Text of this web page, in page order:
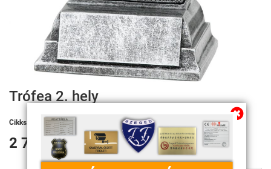
Trófea 2. hely
Cikkszám: FG732
2 750 Ft